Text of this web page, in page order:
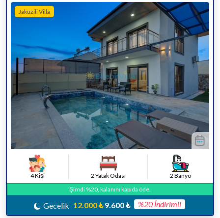
Jakuzili Villa
4 Kişi 2 Yatak Odası
2 Banyo
Şimdi %20, kalanını kapıda öde.
Gecelik 12.000 ₺ 9.600 ₺ %20 İndirimli